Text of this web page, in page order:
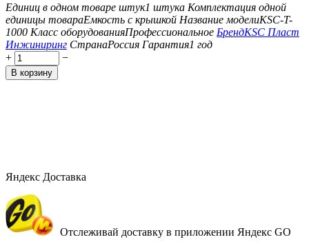
Единиц в одном товаре штук1 штука Комплектация одной
единицы товараЕмкость с крышкой Название моделиKSC-T-
1000 Класс оборудованияПрофессиональное БрендKSC Пласт
Инжиниринг СтранаРоссия Гарантия1 год
+
−
В корзину
Яндекс Доставка
Отслеживай доставку в приложении Яндекс GO